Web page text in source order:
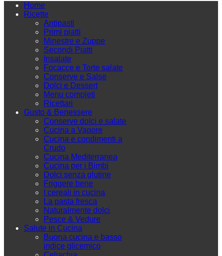
Home
Ricette
Antipasti
Primi piatti
Minestre e Zuppe
Secondi Piatti
Insalate
Focacce e Torte salate
Conserve e Salse
Dolci e Dessert
Menu completi
Ricettari
Gusto & Benessere
Conserve dolci e salate
Cucina a Vapore
Cucina e condimenti a
Crudo
Cucina Mediterranea
Cucina per i Bimbi
Dolci senza glutine
Friggere bene
I cereali in cucina
La pasta fresca
Naturalmente dolci
Pesce & Vedure
Salute in Cucina
Buona cucina e basso
indice glicemico